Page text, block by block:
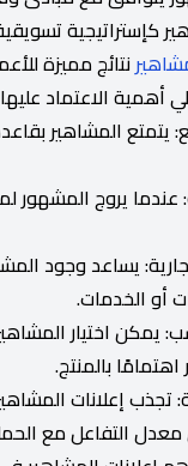
كإستراتيجية
نتائج مميزة
أهمية الاعتماد
المشاهير
عندما يروج المشهور
يساعد وجود
أو الخدمات.
يمكن اختيار
بالمنتج.
تجذب إعلانات
التفاعل مع